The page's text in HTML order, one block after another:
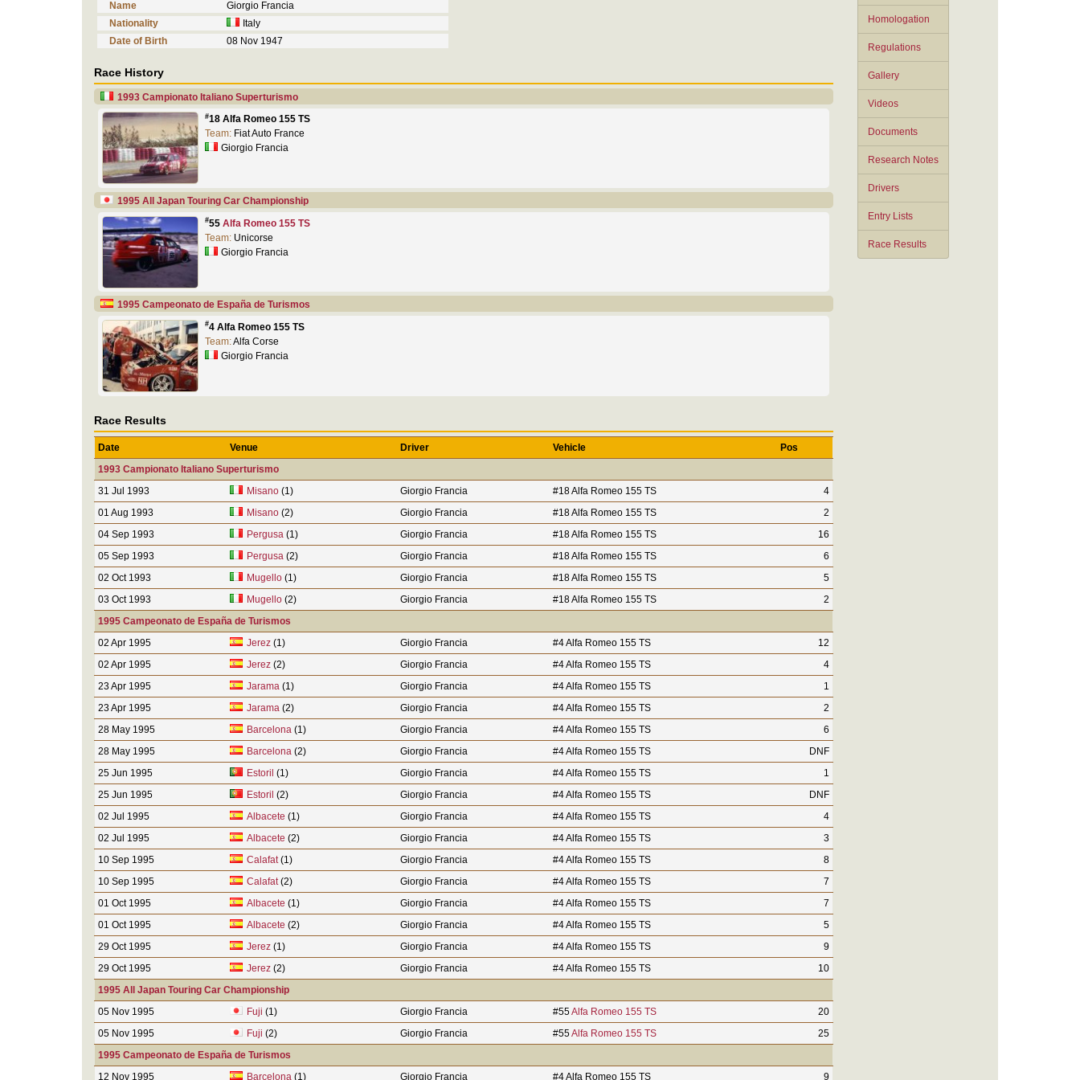
Homologation
Regulations
Gallery
Videos
Documents
Research Notes
Drivers
Entry Lists
Race Results
Name
Giorgio Francia
Nationality
Italy
Date of Birth
08 Nov 1947
Race History
1993 Campionato Italiano Superturismo
#18 Alfa Romeo 155 TS
Team: Fiat Auto France
Giorgio Francia
1995 All Japan Touring Car Championship
#55 Alfa Romeo 155 TS
Team: Unicorse
Giorgio Francia
1995 Campeonato de España de Turismos
#4 Alfa Romeo 155 TS
Team:Alfa Corse
Giorgio Francia
Race Results
Date Venue Driver Vehicle
Pos
1993 Campionato Italiano Superturismo
31 Jul 1993
Misano(1) Giorgio Francia #18 Alfa Romeo 155 TS
4
01 Aug 1993
Misano(2) Giorgio Francia #18 Alfa Romeo 155 TS
2
04 Sep 1993
Pergusa(1) Giorgio Francia #18 Alfa Romeo 155 TS
16
05 Sep 1993
Pergusa(2) Giorgio Francia #18 Alfa Romeo 155 TS
6
02 Oct 1993
Mugello(1) Giorgio Francia #18 Alfa Romeo 155 TS
5
03 Oct 1993
Mugello(2) Giorgio Francia #18 Alfa Romeo 155 TS
2
1995 Campeonato de España de Turismos
02 Apr 1995
Jerez(1) Giorgio Francia #4 Alfa Romeo 155 TS
12
02 Apr 1995
Jerez(2) Giorgio Francia #4 Alfa Romeo 155 TS
4
23 Apr 1995
Jarama(1) Giorgio Francia #4 Alfa Romeo 155 TS
1
23 Apr 1995
Jarama(2) Giorgio Francia #4 Alfa Romeo 155 TS
2
28 May 1995
Barcelona(1) Giorgio Francia #4 Alfa Romeo 155 TS
6
28 May 1995
Barcelona(2) Giorgio Francia #4 Alfa Romeo 155 TS
DNF
25 Jun 1995
Estoril (1) Giorgio Francia #4 Alfa Romeo 155 TS
1
25 Jun 1995
Estoril (2) Giorgio Francia #4 Alfa Romeo 155 TS
DNF
02 Jul 1995
Albacete (1) Giorgio Francia #4 Alfa Romeo 155 TS
4
02 Jul 1995
Albacete (2) Giorgio Francia #4 Alfa Romeo 155 TS
3
10 Sep 1995
Calafat(1) Giorgio Francia #4 Alfa Romeo 155 TS
8
10 Sep 1995
Calafat(2) Giorgio Francia #4 Alfa Romeo 155 TS
7
01 Oct 1995
Albacete (1) Giorgio Francia #4 Alfa Romeo 155 TS
7
01 Oct 1995
Albacete (2) Giorgio Francia #4 Alfa Romeo 155 TS
5
29 Oct 1995
Jerez(1) Giorgio Francia #4 Alfa Romeo 155 TS
9
29 Oct 1995
Jerez(2) Giorgio Francia #4 Alfa Romeo 155 TS
10
1995 All Japan Touring Car Championship
05 Nov 1995
Fuji (1) Giorgio Francia #55Alfa Romeo 155 TS
20
05 Nov 1995
Fuji (2) Giorgio Francia #55Alfa Romeo 155 TS
25
1995 Campeonato de España de Turismos
12 Nov 1995
Barcelona(1) Giorgio Francia #4 Alfa Romeo 155 TS 9